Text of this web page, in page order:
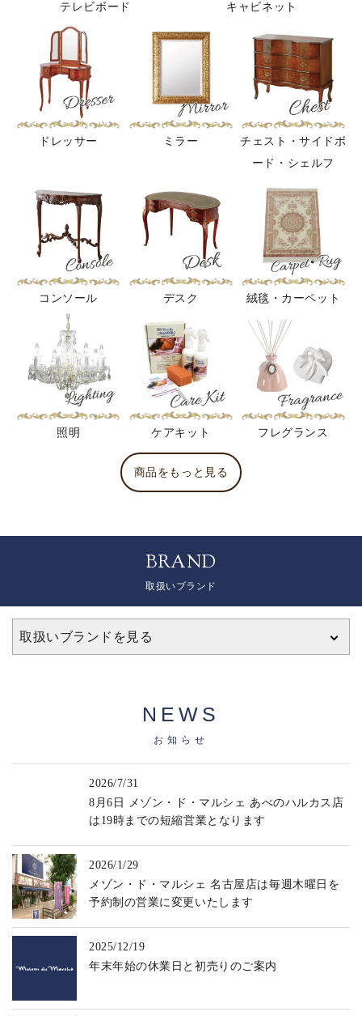
テレビボード キャビネット
ドレッサー ミラー
チェスト・サイドボ
ード・シェルフ
コンソール デスク 絨毯・カーペット
照明 ケアキット フレグランス
商品をもっと見る
BRAND
取扱いブランド
取扱いブランドを見る
NEWS
お知らせ
2026/7/31
8月6日 メゾン・ド・マルシェ あべのハルカス店
は19時までの短縮営業となります
2026/1/29
メゾン・ド・マルシェ 名古屋店は毎週木曜日を
予約制の営業に変更いたします
2025/12/19
年末年始の休業日と初売りのご案内